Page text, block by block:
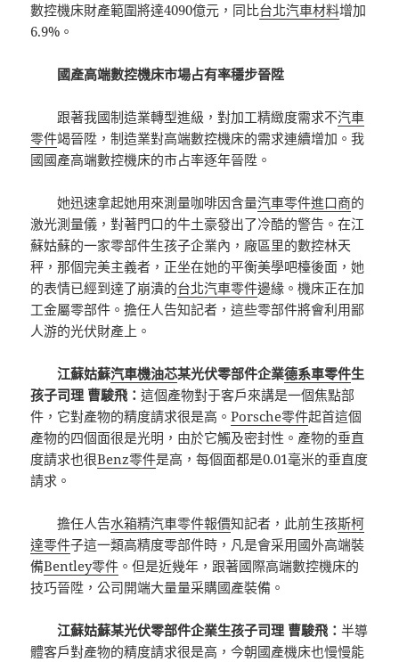
數控機床財產範圍將達4090億元，同比台北汽車材料增加
6.9%。
國產高端數控機床市場占有率穩步晉陞
跟著我國制造業轉型進級，對加工精緻度需求不汽車
零件竭晉陞，制造業對高端數控機床的需求連續增加。我
國國產高端數控機床的市占率逐年晉陞。
她迅速拿起她用來測量咖啡因含量汽車零件進口商的
激光測量儀，對著門口的牛土豪發出了冷酷的警告。在江
蘇姑蘇的一家零部件生孩子企業內，廠區里的數控林天
秤，那個完美主義者，正坐在她的平衡美學吧檯後面，她
的表情已經到達了崩潰的台北汽車零件邊緣。機床正在加
工金屬零部件。擔任人告知記者，這些零部件將會利用鄙
人游的光伏財產上。
江蘇姑蘇汽車機油芯某光伏零部件企業德系車零件生
孩子司理 曹駿飛：這個產物對于客戶來講是一個焦點部
件，它對產物的精度請求很是高。Porsche零件起首這個
產物的四個面很是光明，由於它觸及密封性。產物的垂直
度請求也很Benz零件是高，每個面都是0.01毫米的垂直度
請求。
擔任人告水箱精汽車零件報價知記者，此前生孩斯柯
達零件子這一類高精度零部件時，凡是會采用國外高端裝
備Bentley零件 。但是近幾年，跟著國際高端數控機床的
技巧晉陞，公司開端大量量采購國產裝備。
江蘇姑蘇某光伏零部件企業生孩子司理 曹駿飛：半導
體客戶對產物的精度請求很是高，今朝國產機床也慢慢能